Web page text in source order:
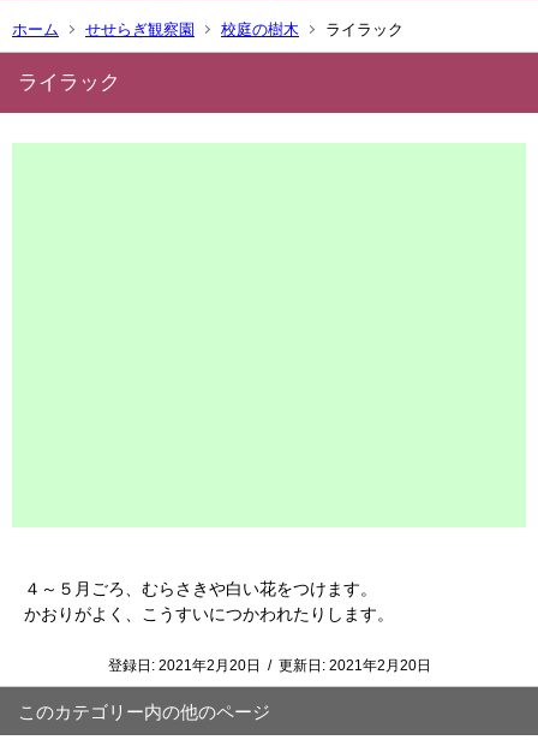
ホーム せせらぎ観察園 校庭の樹木 ライラック
ライラック
４～５月ごろ、むらさきや白い花をつけます。
かおりがよく、こうすいにつかわれたりします。
登録日: 2021年2月20日 / 更新日: 2021年2月20日
このカテゴリー内の他のページ